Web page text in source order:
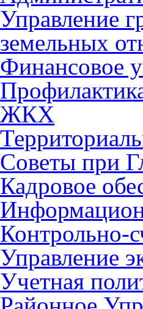
Управление
земельных
Финансовое
ЖКХ
Советы при
Кадровое
Контрольно-
Управление
Учетная